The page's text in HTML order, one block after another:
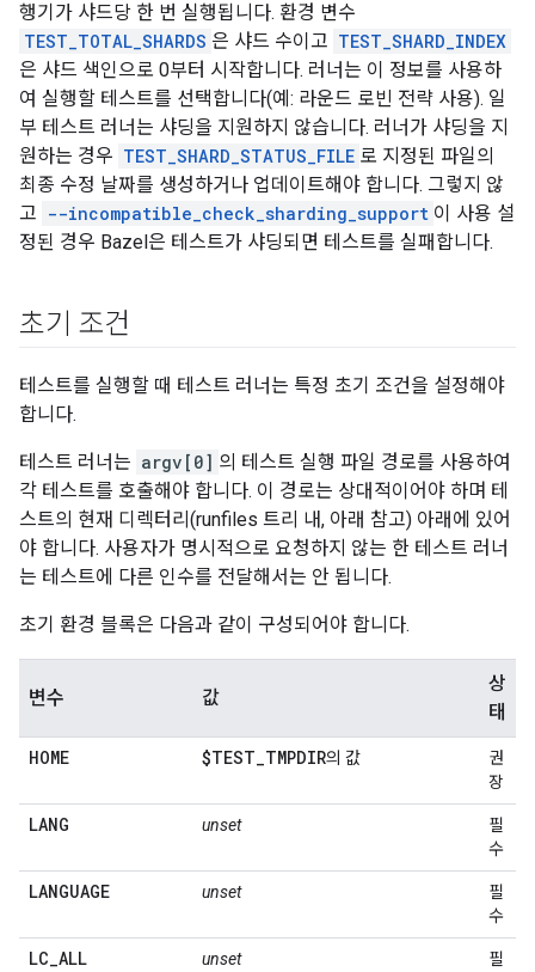
행기가 샤드당 한 번 실행됩니다. 환경 변수
TEST_TOTAL_SHARDS 은 샤드 수이고 TEST_SHARD_INDEX
은 샤드 색인으로 0부터 시작합니다. 러너는 이 정보를 사용하
여 실행할 테스트를 선택합니다(예: 라운드 로빈 전략 사용). 일
부 테스트 러너는 샤딩을 지원하지 않습니다. 러너가 샤딩을 지
원하는 경우 TEST_SHARD_STATUS_FILE 로 지정된 파일의
최종 수정 날짜를 생성하거나 업데이트해야 합니다. 그렇지 않
고 --incompatible_check_sharding_support 이 사용 설
정된 경우 Bazel은 테스트가 샤딩되면 테스트를 실패합니다.
초기 조건
테스트를 실행할 때 테스트 러너는 특정 초기 조건을 설정해야
합니다.
테스트 러너는 argv[0] 의 테스트 실행 파일 경로를 사용하여
각 테스트를 호출해야 합니다. 이 경로는 상대적이어야 하며 테
스트의 현재 디렉터리(runfiles 트리 내, 아래 참고) 아래에 있어
야 합니다. 사용자가 명시적으로 요청하지 않는 한 테스트 러너
는 테스트에 다른 인수를 전달해서는 안 됩니다.
초기 환경 블록은 다음과 같이 구성되어야 합니다.
변수 값
상
태
HOME
$TEST_TMPDIR의 값
권
장
LANG unset
필
수
LANGUAGE unset
필
수
LC_ALL unset
필